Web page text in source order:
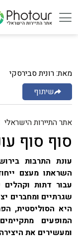
מאת: רונית סבירסקי
שיתוף
אתר התיירות הישראלי
סוף סוף
עונת התרבות
השראתו מעצם
עבור דתות
שגרתיים ומחברים
היא הסוליסטית,
המופעים
ומעשירים את